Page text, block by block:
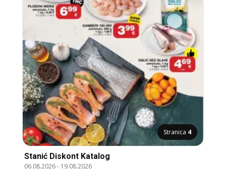
Stranica 4
Stanić Diskont Katalog
06.08.2026- 19.08.2026